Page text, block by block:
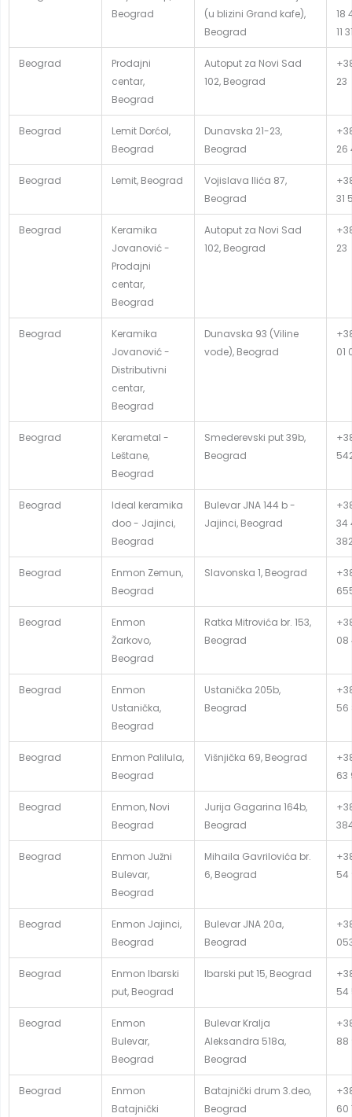
Beograd
(u blizini Grand kafe),
Beograd
18
11
Beograd
Prodajni
centar,
Beograd
Autoput za Novi Sad
102, Beograd
23
Beograd
Lemit Dorćol,
Beograd
Dunavska 21-23,
Beograd
26
Beograd Lemit, Beograd
Vojislava Ilića 87,
Beograd
31
Beograd
Keramika
Jovanović -
Prodajni
centar,
Beograd
Autoput za Novi Sad
102, Beograd
23
Beograd
Keramika
Jovanović -
Distributivni
centar,
Beograd
Dunavska 93 (Viline
vode), Beograd
01
Beograd
Kerametal -
Leštane,
Beograd
Smederevski put 39b,
Beograd
Beograd
Ideal keramika
doo - Jajinci,
Beograd
Bulevar JNA 144 b -
Jajinci, Beograd
34
Beograd
Enmon Zemun,
Beograd
Slavonska 1, Beograd
Beograd
Enmon
Žarkovo,
Beograd
Ratka Mitrovića br. 153,
Beograd
08
Beograd
Enmon
Ustanička,
Beograd
Ustanička 205b,
Beograd
56
Beograd
Enmon Palilula,
Beograd
Višnjička 69, Beograd
63
Beograd
Enmon, Novi
Beograd
Jurija Gagarina 164b,
Beograd
Beograd
Enmon Južni
Bulevar,
Beograd
Mihaila Gavrilovića br.
6, Beograd
54
Beograd
Enmon Jajinci,
Beograd
Bulevar JNA 20a,
Beograd
Beograd
Enmon Ibarski
put, Beograd
Ibarski put 15, Beograd
54
Beograd
Enmon
Bulevar,
Beograd
Bulevar Kralja
Aleksandra 518a,
Beograd
88
Beograd
Enmon
Batajnički
Batajnički drum 3.deo,
Beograd
60